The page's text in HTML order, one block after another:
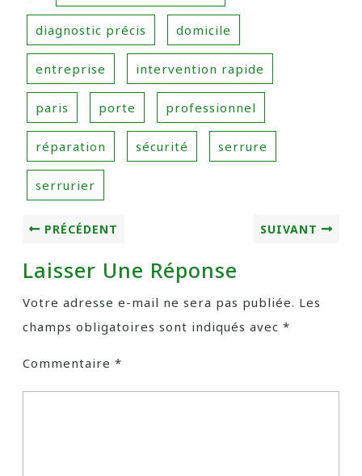
diagnostic précis domicile
entreprise intervention rapide
paris porte professionnel
réparation sécurité serrure
serrurier
PRÉCÉDENT SUIVANT
Laisser Une Réponse
Votre adresse e-mail ne sera pas publiée. Les
champs obligatoires sont indiqués avec *
Commentaire *